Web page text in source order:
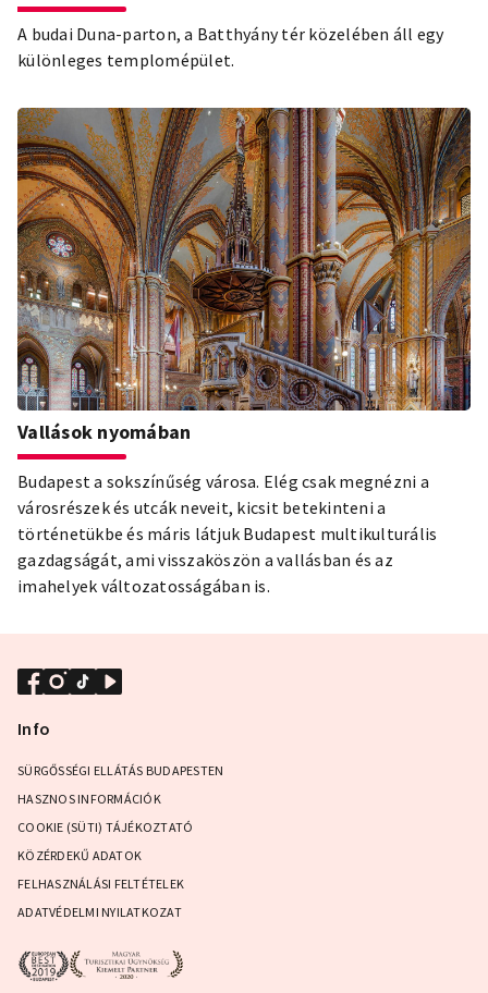
A budai Duna-parton, a Batthyány tér közelében áll egy
különleges templomépület.
Vallások nyomában
Budapest a sokszínűség városa. Elég csak megnézni a
városrészek és utcák neveit, kicsit betekinteni a
történetükbe és máris látjuk Budapest multikulturális
gazdagságát, ami visszaköszön a vallásban és az
imahelyek változatosságában is.
Info
SÜRGŐSSÉGI ELLÁTÁS BUDAPESTEN
HASZNOS INFORMÁCIÓK
COOKIE (SÜTI) TÁJÉKOZTATÓ
KÖZÉRDEKŰ ADATOK
FELHASZNÁLÁSI FELTÉTELEK
ADATVÉDELMI NYILATKOZAT